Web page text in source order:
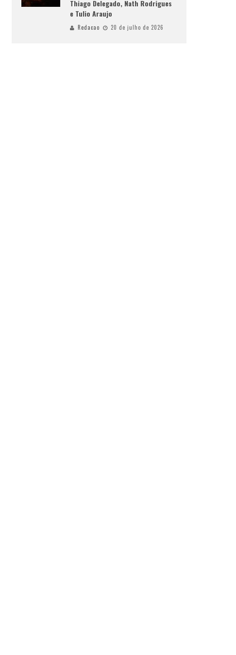
Thiago Delegado, Nath Rodrigues
e Tulio Araujo
Redacao 20 de julho de 2026